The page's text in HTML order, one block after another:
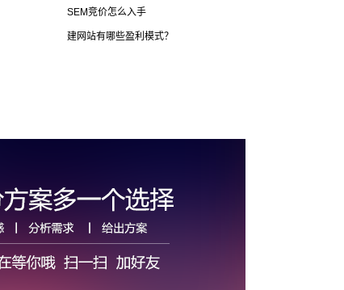
SEM竞价怎么入手
建网站有哪些盈利模式？